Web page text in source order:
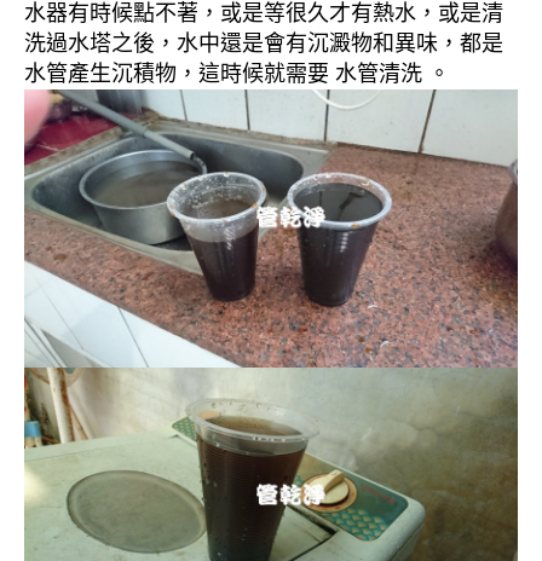
水器有時候點不著，或是等很久才有熱水，或是清
洗過水塔之後，水中還是會有沉澱物和異味，都是
水管產生沉積物，這時候就需要 水管清洗 。